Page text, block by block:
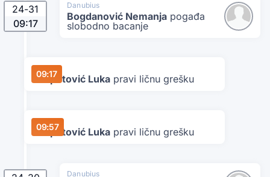
Danubius
Bogdanović Nemanjapogađa
slobodno bacanje
24-31
09:17
09:17
Star
Despotović Luka pravi ličnu grešku
09:57
Star
Despotović Luka pravi ličnu grešku
Danubius